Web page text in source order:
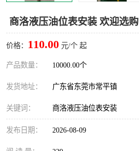
商洛液压油位表安装 欢迎选购
价格： 110.00 元/个 起
产品数量： 10000.00个
发货地址： 广东省东莞市常平镇
关键词： 商洛液压油位表安装
发布日期： 2026-08-09